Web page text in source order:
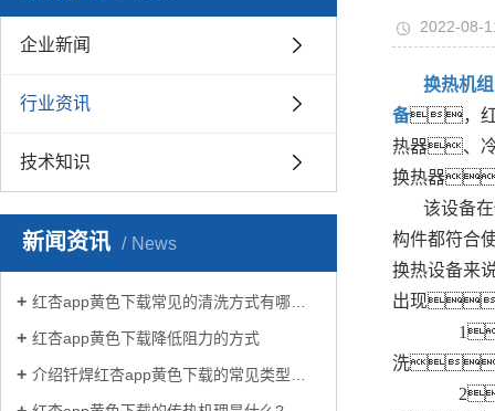
企业新闻
行业资讯
技术知识
新闻资讯 News
红杏app黄色下载常见的清洗方式有哪些？
红杏app黄色下载降低阻力的方式
介绍钎焊红杏app黄色下载的常见类型有哪些
2022-08-
换热机组
备，红
热器、
换热器
该设备
构件都符合
换热设备来
出现
1
洗，
2